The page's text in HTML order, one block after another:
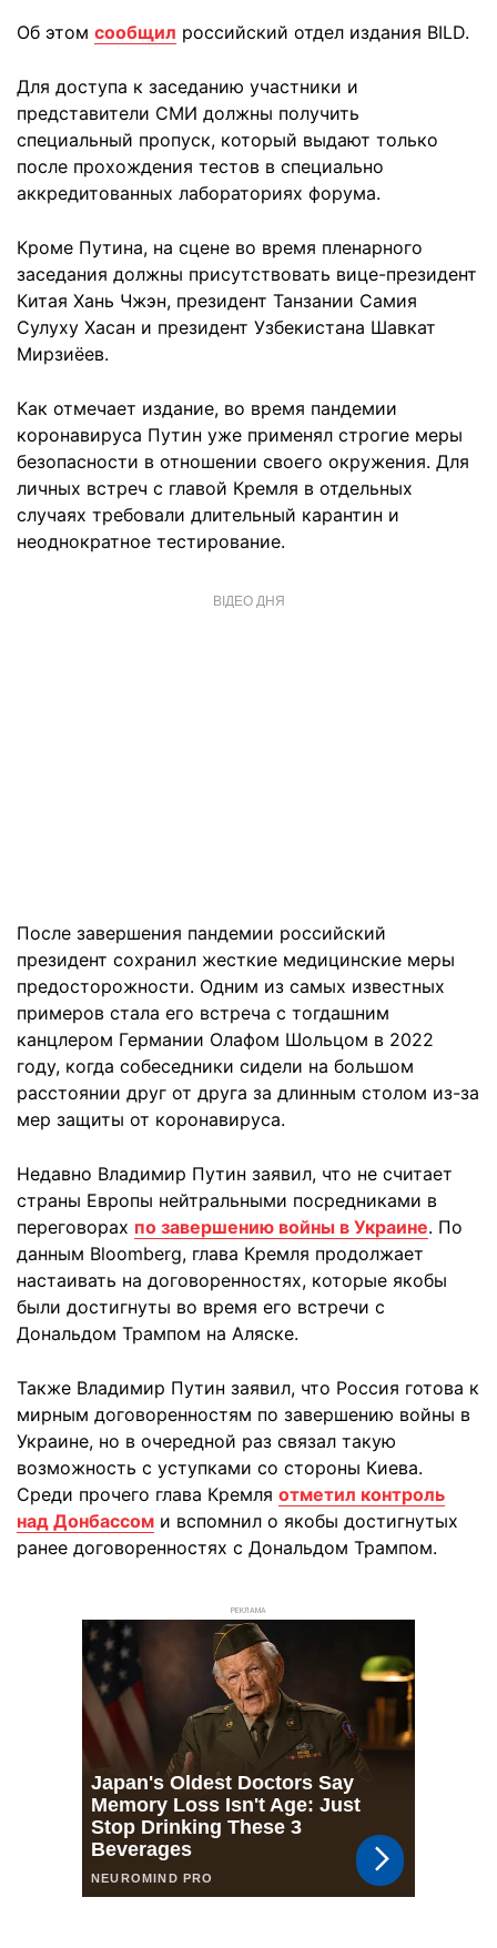
Об этом сообщил российский отдел издания BILD.
Для доступа к заседанию участники и
представители СМИ должны получить
специальный пропуск, который выдают только
после прохождения тестов в специально
аккредитованных лабораториях форума.
Кроме Путина, на сцене во время пленарного
заседания должны присутствовать вице-президент
Китая Хань Чжэн, президент Танзании Самия
Сулуху Хасан и президент Узбекистана Шавкат
Мирзиёев.
Как отмечает издание, во время пандемии
коронавируса Путин уже применял строгие меры
безопасности в отношении своего окружения. Для
личных встреч с главой Кремля в отдельных
случаях требовали длительный карантин и
неоднократное тестирование.
ВІДЕО ДНЯ
После завершения пандемии российский
президент сохранил жесткие медицинские меры
предосторожности. Одним из самых известных
примеров стала его встреча с тогдашним
канцлером Германии Олафом Шольцом в 2022
году, когда собеседники сидели на большом
расстоянии друг от друга за длинным столом из-за
мер защиты от коронавируса.
Недавно Владимир Путин заявил, что не считает
страны Европы нейтральными посредниками в
переговорах по завершению войны в Украине. По
данным Bloomberg, глава Кремля продолжает
настаивать на договоренностях, которые якобы
были достигнуты во время его встречи с
Дональдом Трампом на Аляске.
Также Владимир Путин заявил, что Россия готова к
мирным договоренностям по завершению войны в
Украине, но в очередной раз связал такую
возможность с уступками со стороны Киева.
Среди прочего глава Кремля отметил контроль
над Донбассом и вспомнил о якобы достигнутых
ранее договоренностях с Дональдом Трампом.
РЕКЛАМА